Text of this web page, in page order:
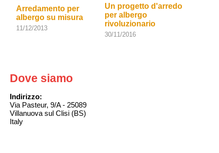
Arredamento per
albergo su misura
11/12/2013
Un progetto d'arredo
per albergo
rivoluzionario
30/11/2016
Dove siamo
Indirizzo:
Via Pasteur, 9/A - 25089
Villanuova sul Clisi (BS)
Italy